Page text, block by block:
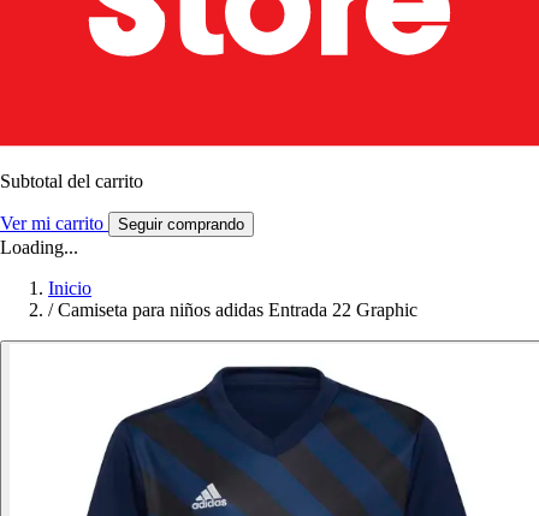
Subtotal del carrito
Ver mi carrito Seguir comprando
Loading...
Inicio
/ Camiseta para niños adidas Entrada 22 Graphic